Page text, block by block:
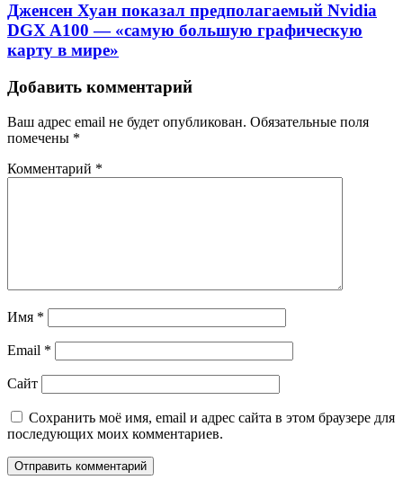
Дженсен Хуан показал предполагаемый Nvidia
DGX A100 — «самую большую графическую
карту в мире»
Добавить комментарий
Ваш адрес email не будет опубликован. Обязательные поля
помечены *
Комментарий *
Имя *
Email *
Сайт
Сохранить моё имя, email и адрес сайта в этом браузере для
последующих моих комментариев.